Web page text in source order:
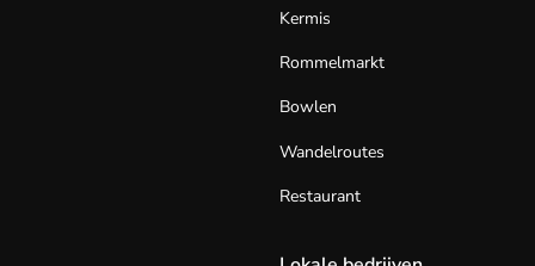
Kermis
Rommelmarkt
Bowlen
Wandelroutes
Restaurant